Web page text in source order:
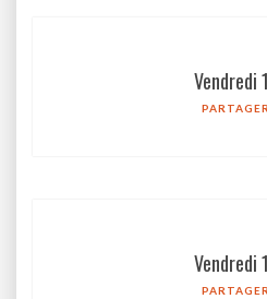
Vendredi
PARTAGER
Vendredi
PARTAGER